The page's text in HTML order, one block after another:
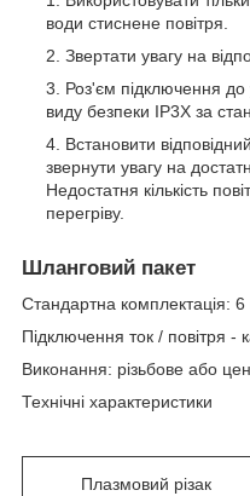
води стиснене повітря.
Звертати увагу на
Роз'єм підключення до
виду безпеки IP3X за
Встановити
звернути увагу на
Недостатня кількість
перегріву.
Шланговий пакет
Стандартна комплектація:
Підключення ток / повітря -
Виконання: різьбове або
Технічні характеристики
Плазмовий різак